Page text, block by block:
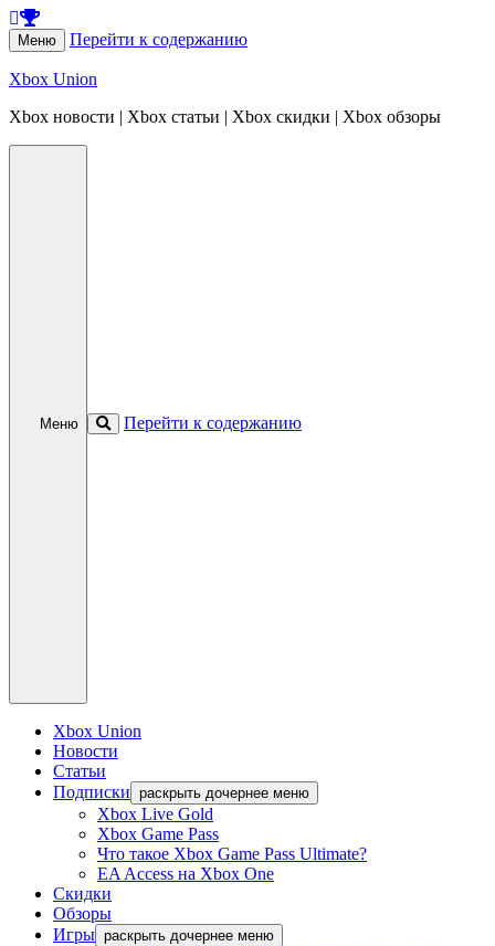
Меню Перейти к содержанию
Xbox Union
Xbox новости | Xbox статьи | Xbox скидки | Xbox обзоры
Меню Перейти к содержанию
Xbox Union
Новости
Статьи
Подписки раскрыть дочернее меню
Xbox Live Gold
Xbox Game Pass
Что такое Xbox Game Pass Ultimate?
EA Access на Xbox One
Скидки
Обзоры
Игры раскрыть дочернее меню